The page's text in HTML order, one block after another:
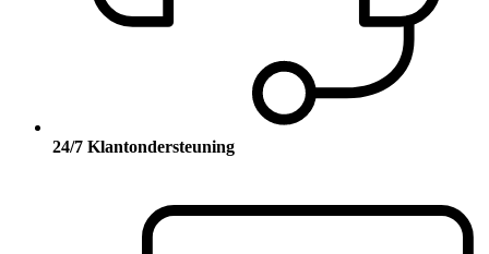
24/7 Klantondersteuning